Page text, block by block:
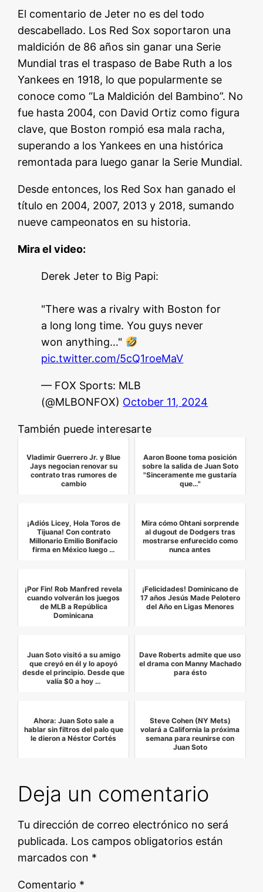
El comentario de Jeter no es del todo
descabellado. Los Red Sox soportaron una
maldición de 86 años sin ganar una Serie
Mundial tras el traspaso de Babe Ruth a los
Yankees en 1918, lo que popularmente se
conoce como “La Maldición del Bambino”. No
fue hasta 2004, con David Ortiz como figura
clave, que Boston rompió esa mala racha,
superando a los Yankees en una histórica
remontada para luego ganar la Serie Mundial.
Desde entonces, los Red Sox han ganado el
título en 2004, 2007, 2013 y 2018, sumando
nueve campeonatos en su historia.
Mira el video:
Derek Jeter to Big Papi:
"There was a rivalry with Boston for
a long long time. You guys never
won anything…"
pic.twitter.com/5cQ1roeMaV
— FOX Sports: MLB
(@MLBONFOX) October 11, 2024
También puede interesarte
Vladimir Guerrero Jr. y Blue
Jays negocian renovar su
contrato tras rumores de
cambio
Aaron Boone toma posición
sobre la salida de Juan Soto
"Sinceramente me gustaría
que…"
¡Adiós Licey, Hola Toros de
Tijuana! Con contrato
Millonario Emilio Bonifacio
firma en México luego …
Mira cómo Ohtani sorprende
al dugout de Dodgers tras
mostrarse enfurecido como
nunca antes
¡Por Fin! Rob Manfred revela
cuando volverán los juegos
de MLB a República
Dominicana
¡Felicidades! Dominicano de
17 años Jesús Made Pelotero
del Año en Ligas Menores
Juan Soto visitó a su amigo
que creyó en él y lo apoyó
desde el principio. Desde que
valía $0 a hoy …
Dave Roberts admite que uso
el drama con Manny Machado
para ésto
Ahora: Juan Soto sale a
hablar sin filtros del palo que
le dieron a Néstor Cortés
Steve Cohen (NY Mets)
volará a California la próxima
semana para reunirse con
Juan Soto
Deja un comentario
Tu dirección de correo electrónico no será
publicada. Los campos obligatorios están
marcados con *
Comentario *